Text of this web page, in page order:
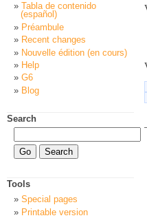
Tabla de contenido
(español)
Préambule
Recent changes
Nouvelle édition (en cours)
Help
G6
Blog
Search
Tools
Special pages
Printable version